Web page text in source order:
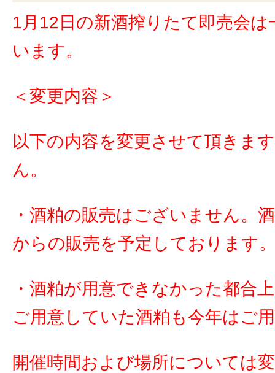
1月12日の新酒搾りたて即売会
います。
＜変更内容＞
以下の内容を変更させて頂きま
ん。
・酒粕の販売はございません。
からの販売を予定しております
・酒粕が用意できなかった都合
ご用意していた酒粕も今年はご
開催時間および場所については